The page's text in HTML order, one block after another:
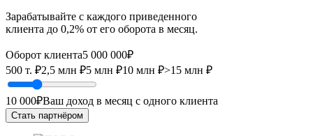
Зарабатывайте с каждого приведенного
клиента до 0,2% от его оборота в месяц.
Оборот клиента5 000 000₽
500 т. ₽2,5 млн ₽5 млн ₽10 млн ₽>15 млн ₽
10 000₽Ваш доход в месяц с одного клиента
Стать партнёром